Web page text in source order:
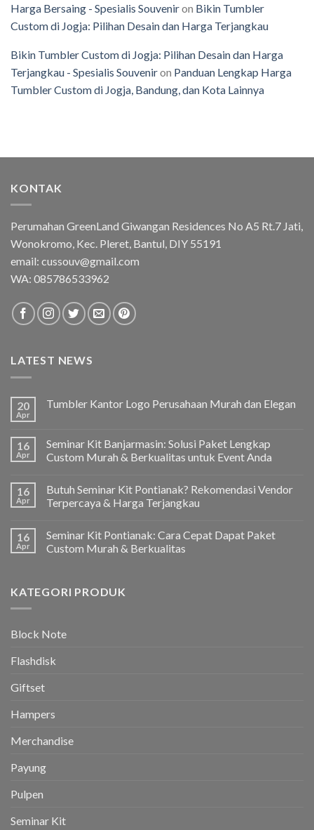
Harga Bersaing - Spesialis Souveniron Bikin Tumbler
Custom di Jogja: Pilihan Desain dan Harga Terjangkau
Bikin Tumbler Custom di Jogja: Pilihan Desain dan Harga
Terjangkau - Spesialis Souveniron Panduan Lengkap Harga
Tumbler Custom di Jogja, Bandung, dan Kota Lainnya
KONTAK
Perumahan GreenLand Giwangan Residences No A5 Rt.7 Jati,
Wonokromo, Kec. Pleret, Bantul, DIY 55191
email: cussouv@gmail.com
WA: 085786533962
LATEST NEWS
20
Apr
Tumbler Kantor Logo Perusahaan Murah dan Elegan
16
Apr
Seminar Kit Banjarmasin: Solusi Paket Lengkap
Custom Murah & Berkualitas untuk Event Anda
16
Apr
Butuh Seminar Kit Pontianak? Rekomendasi Vendor
Terpercaya & Harga Terjangkau
16
Apr
Seminar Kit Pontianak: Cara Cepat Dapat Paket
Custom Murah & Berkualitas
KATEGORI PRODUK
Block Note
Flashdisk
Giftset
Hampers
Merchandise
Payung
Pulpen
Seminar Kit